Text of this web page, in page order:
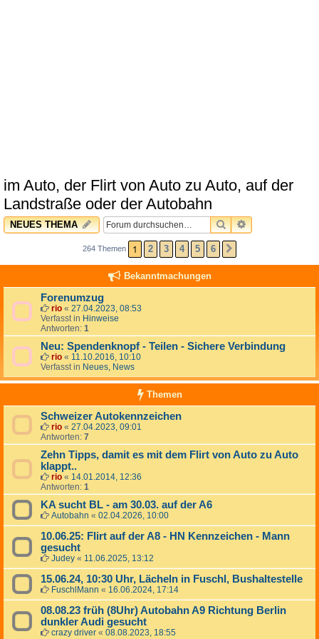
im Auto, der Flirt von Auto zu Auto, auf der
Landstraße oder der Autobahn
NEUES THEMA SUCHEERWEITERTE
264 Themen 1 2 3 4 5 6
Bekanntmachungen
Forenumzug
rio « 27.04.2023, 08:53
Verfasst in Hinweise
Antworten: 1
Neu: Spendenknopf - Teilen - Sichere Verbindung
rio « 11.10.2016, 10:10
Verfasst in Neues, News
Themen
Schweizer Autokennzeichen
rio « 27.04.2023, 09:01
Antworten: 7
Zehn Tipps, damit es mit dem Flirt von Auto zu Auto
klappt..
rio « 14.01.2014, 12:36
Antworten: 1
KA sucht BL - am 30.03. auf der A6
Autobahn « 02.04.2026, 10:00
10.06.25: Flirt auf der A8 - HN Kennzeichen - Mann
gesucht
Judey « 11.06.2025, 13:12
15.06.24, 10:30 Uhr, Lächeln in Fuschl, Bushaltestelle
FuschlMann « 16.06.2024, 17:14
08.08.23 früh (8Uhr) Autobahn A9 Richtung Berlin
dunkler Audi gesucht
crazy driver « 08.08.2023, 18:55